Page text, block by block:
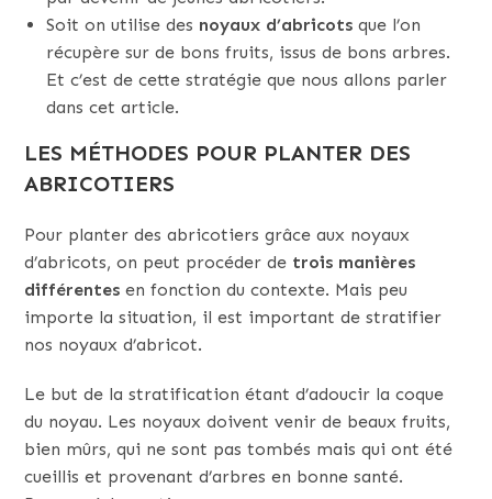
Soit on utilise des noyaux d’abricots que l’on
récupère sur de bons fruits, issus de bons arbres.
Et c’est de cette stratégie que nous allons parler
dans cet article.
LES MÉTHODES POUR PLANTER DES
ABRICOTIERS
Pour planter des abricotiers grâce aux noyaux
d’abricots, on peut procéder de trois manières
différentes en fonction du contexte. Mais peu
importe la situation, il est important de stratifier
nos noyaux d’abricot.
Le but de la stratification étant d’adoucir la coque
du noyau. Les noyaux doivent venir de beaux fruits,
bien mûrs, qui ne sont pas tombés mais qui ont été
cueillis et provenant d’arbres en bonne santé.